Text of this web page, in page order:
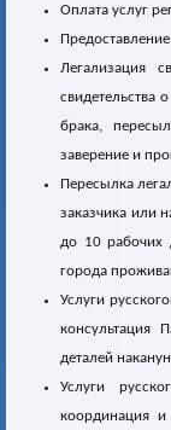
Оплата услуг
Легализация
свидетельства
брака,
заверение и
Пересылка
заказчика или
до 10 рабочих
города
Услуги
консультация
деталей
Услуги
координация и